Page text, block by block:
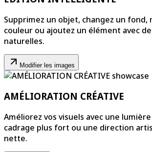
Supprimez un objet, changez un fond,
couleur ou ajoutez un élément avec
naturelles.
Modifier les images
AMÉLIORATION CRÉATIVE
Améliorez vos visuels avec une
cadrage plus fort ou une direction
nette.